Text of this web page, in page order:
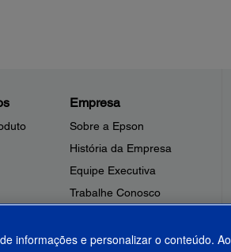
Empresa
Sobre a Epson
História da Empresa
Equipe Executiva
Trabalhe Conosco
Fale Conosco
informações e personalizar o conteúdo. Ao